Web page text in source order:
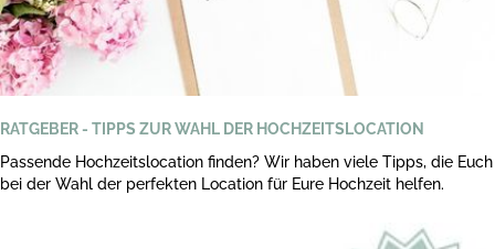
RATGEBER - TIPPS ZUR WAHL DER HOCHZEITSLOCATION
Passende Hochzeitslocation finden? Wir haben viele Tipps, die Euch
bei der Wahl der perfekten Location für Eure Hochzeit helfen.